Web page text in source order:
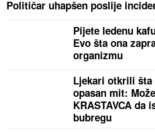
Političar uhapšen poslije
Pijete ledenu
Evo šta ona
organizmu
Ljekari otkrili šta
opasan mit:
KRASTAVCA da
bubregu